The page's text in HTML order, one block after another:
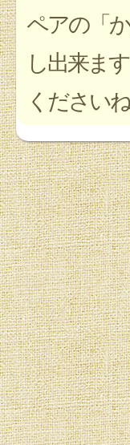
ペアの「
し出来ま
ください